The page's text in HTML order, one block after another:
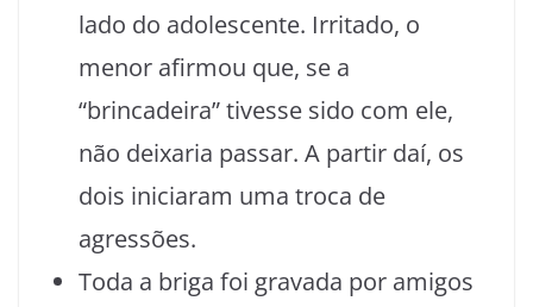
lado do adolescente. Irritado, o
menor afirmou que, se a
“brincadeira” tivesse sido com ele,
não deixaria passar. A partir daí, os
dois iniciaram uma troca de
agressões.
Toda a briga foi gravada por amigos